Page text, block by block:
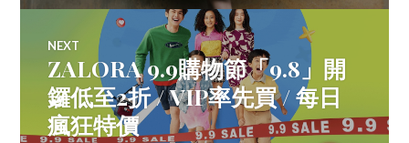
NEXT
Next
post:
ZALORA 9.9購物節「9.8」開
鑼低至2折 / VIP率先買 / 每日
瘋狂特價